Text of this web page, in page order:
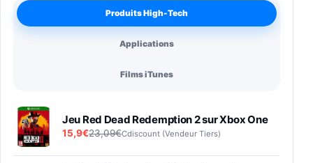
Produits High-Tech
Applications
Films iTunes
Jeu Red Dead Redemption 2 sur Xbox One
15,9€23,09€Cdiscount (Vendeur Tiers)